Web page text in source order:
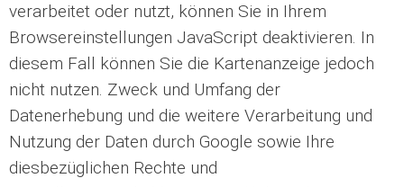
verarbeitet oder nutzt, können Sie in Ihrem
Browsereinstellungen JavaScript deaktivieren. In
diesem Fall können Sie die Kartenanzeige jedoch
nicht nutzen. Zweck und Umfang der
Datenerhebung und die weitere Verarbeitung und
Nutzung der Daten durch Google sowie Ihre
diesbezüglichen Rechte und